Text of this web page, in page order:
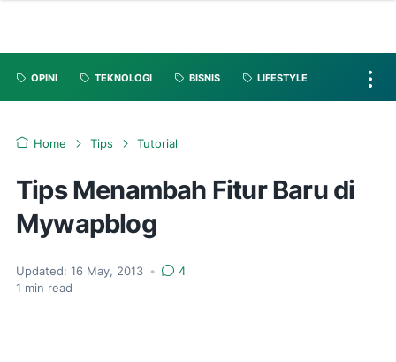
OPINI TEKNOLOGI BISNIS LIFESTYLE
Home Tips Tutorial
Tips Menambah Fitur Baru di
Mywapblog
Updated: 16 May, 2013 •
4
1 min read